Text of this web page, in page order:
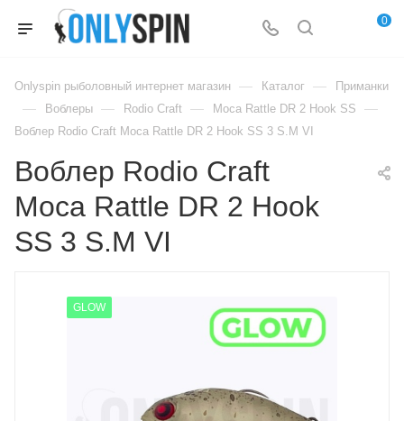
0
Onlyspin рыболовный интернет магазин — Каталог — Приманки
— Воблеры — Rodio Craft — Moca Rattle DR 2 Hook SS —
Воблер Rodio Craft Moca Rattle DR 2 Hook SS 3 S.M VI
Воблер Rodio Craft
Moca Rattle DR 2 Hook
SS 3 S.M VI
GLOW